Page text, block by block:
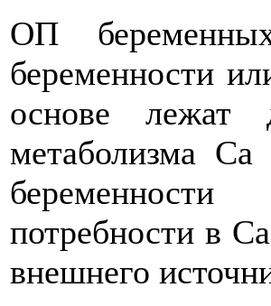
ОП
беременности
основе
метаболизма
потребности в
внешнего